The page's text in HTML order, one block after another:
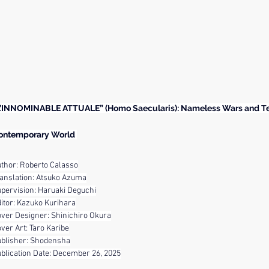
ATTUALE” (Homo Saecularis): Nameless Wars and
World
Roberto Calasso
Atsuko Azuma
Haruaki Deguchi
Kazuko Kurihara
Designer: Shinichiro Okura
Art: Taro Karibe
Shodensha
Date: December 26, 2025